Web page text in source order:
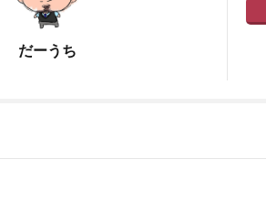
だーうち